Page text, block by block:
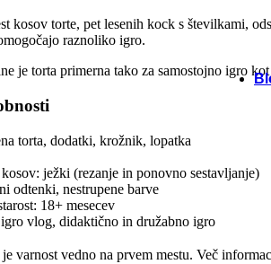
kosov torte, pet lesenih kock s številkami,
raznoliko igro.
je torta primerna tako za samostojno igro
torta, dodatki, krožnik, lopatka
ježki (rezanje in ponovno sestavljanje)
odtenki, nestrupene barve
18+ mesecev
vlog, didaktično in družabno igro
varnost vedno na prvem mestu. Več